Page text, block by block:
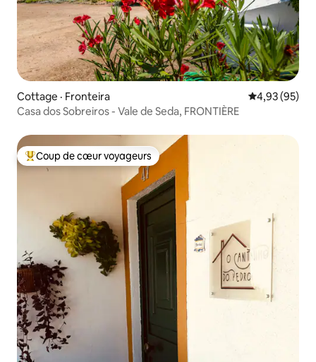
Cottage · Fronteira Note
4,93 (95)
Casa dos Sobreiros - Vale de Seda, FRONTIÈRE
Coup de cœur voyageurs parmi les plus aimés
Coup de cœur voyageurs